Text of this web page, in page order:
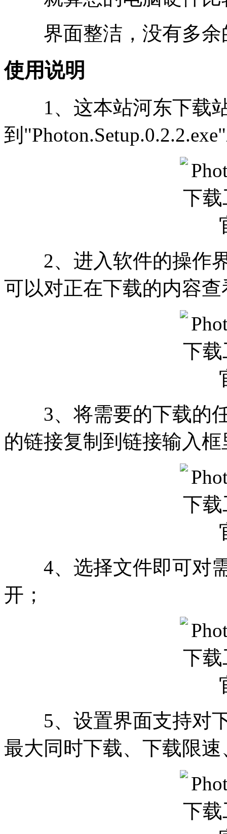
界面整洁，没有多余
使用说明
1、这本站河东下载
到
2、进入软件的操作界
可以对正在下载的内容查
3、将需要的下载的任
的链接复制到链接输入框
4、选择文件即可对需
开；
5、设置界面支持对下
最大同时下载、下载限